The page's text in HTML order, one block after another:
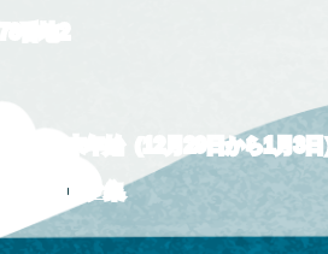
び年末年始（12月29日から1月3日
て リンク集